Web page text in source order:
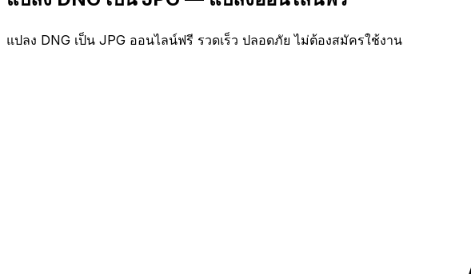
แปลง DNG เป็น JPG ออนไลน์ฟรี รวดเร็ว ปลอดภัย ไม่ต้องสมัครใช้งาน